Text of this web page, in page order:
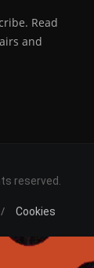
Read
and
reserved.
Cookies